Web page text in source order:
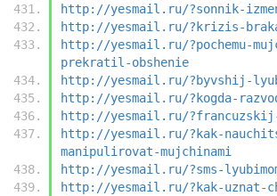
http://yesmail.ru/?sonnik-
http://yesmail.ru/?krizis-
http://yesmail.ru/?pochemu-
prekratil-obshenie
http://yesmail.ru/?byvshij-
http://yesmail.ru/?kogda-
http://yesmail.ru/?francuzskij-
http://yesmail.ru/?kak-
manipulirovat-mujchinami
http://yesmail.ru/?sms-
http://yesmail.ru/?kak-uznat-